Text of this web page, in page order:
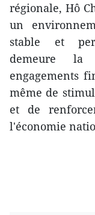
régionale, Hô
un
stable et
demeure la
engagements
même de
et de
l'économie